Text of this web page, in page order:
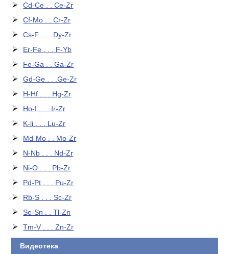
Cd-Ce . . Ce-Zr
Cf-Mo . . Cr-Zr
Cs-F . . . Dy-Zr
Er-Fe . . . F-Yb
Fe-Ga . . Ga-Zr
Gd-Ge . . .Ge-Zr
H-Hf . . . Hg-Zr
Ho-I . . . Ir-Zr
K-li . . . Lu-Zr
Md-Mo . . Mo-Zr
N-Nb . . . Nd-Zr
Ni-O . . . Pb-Zr
Pd-Pt . . . Pu-Zr
Rb-S . . . Sc-Zr
Se-Sn . . Tl-Zn
Tm-V . . . Zn-Zr
Видеотека